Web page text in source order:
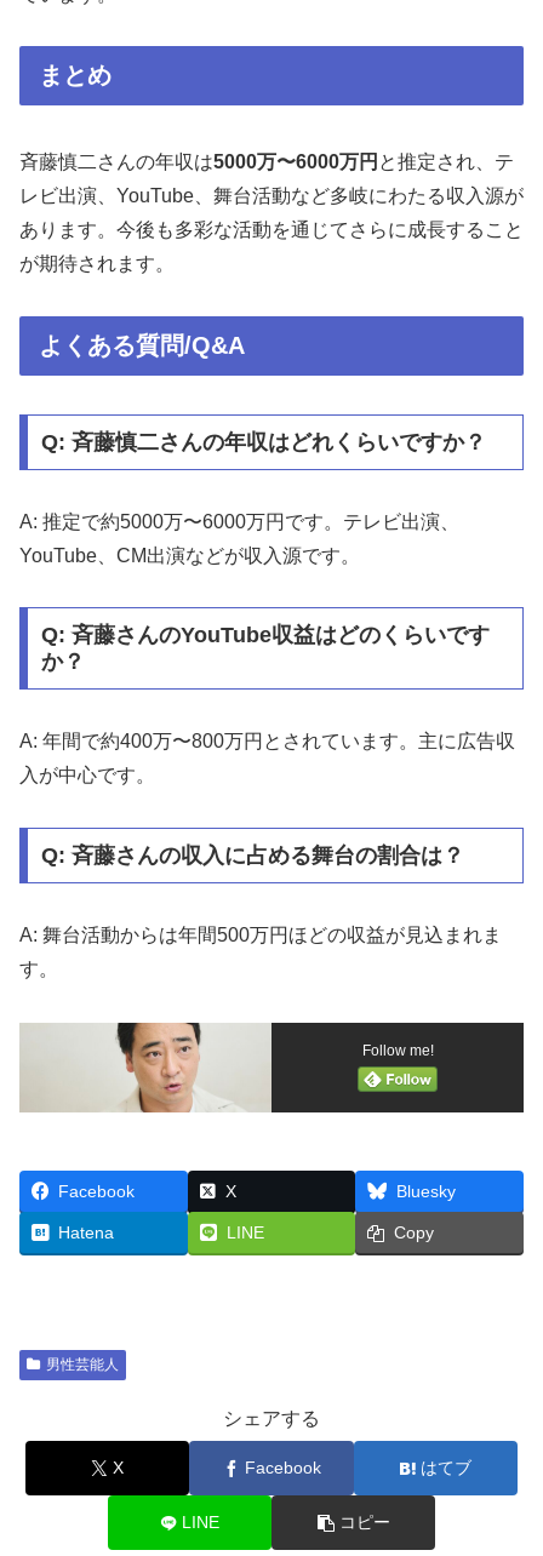
まとめ
斉藤慎二さんの年収は5000万〜6000万円 と推定され、テ
レビ出演、YouTube、舞台活動など多岐にわたる収入源が
あります。今後も多彩な活動を通じてさらに成長すること
が期待されます。
よくある質問/Q&A
Q: 斉藤慎二さんの年収はどれくらいですか？
A: 推定で約5000万〜6000万円です。テレビ出演、
YouTube、CM出演などが収入源です。
Q: 斉藤さんのYouTube収益はどのくらいです
か？
A: 年間で約400万〜800万円とされています。主に広告収
入が中心です。
Q: 斉藤さんの収入に占める舞台の割合は？
A: 舞台活動からは年間500万円ほどの収益が見込まれま
す。
Follow me!
Facebook X Bluesky
Hatena LINE Copy
男性芸能人
シェアする
X Facebook はてブ
LINE コピー